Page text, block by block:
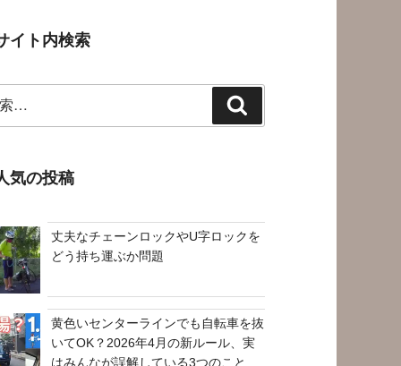
イト内検索
索
気の投稿
丈夫なチェーンロックやU字ロックを
どう持ち運ぶか問題
黄色いセンターラインでも自転車を抜
いてOK？2026年4月の新ルール、実
はみんなが誤解している3つのこと